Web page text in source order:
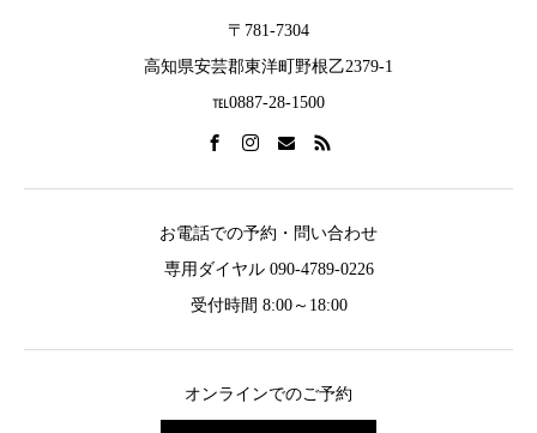
〒781-7304
高知県安芸郡東洋町野根乙2379-1
℡0887-28-1500
お電話での予約・問い合わせ
専用ダイヤル 090-4789-0226
受付時間 8:00～18:00
オンラインでのご予約